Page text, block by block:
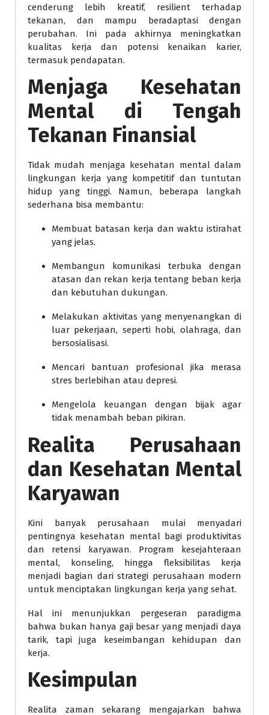
cenderung lebih kreatif, resilient terhadap
tekanan, dan mampu beradaptasi dengan
perubahan. Ini pada akhirnya meningkatkan
kualitas kerja dan potensi kenaikan karier,
termasuk pendapatan.
Menjaga Kesehatan
Mental di Tengah
Tekanan Finansial
Tidak mudah menjaga kesehatan mental dalam
lingkungan kerja yang kompetitif dan tuntutan
hidup yang tinggi. Namun, beberapa langkah
sederhana bisa membantu:
Membuat batasan kerja dan waktu istirahat
yang jelas.
Membangun komunikasi terbuka dengan
atasan dan rekan kerja tentang beban kerja
dan kebutuhan dukungan.
Melakukan aktivitas yang menyenangkan di
luar pekerjaan, seperti hobi, olahraga, dan
bersosialisasi.
Mencari bantuan profesional jika merasa
stres berlebihan atau depresi.
Mengelola keuangan dengan bijak agar
tidak menambah beban pikiran.
Realita Perusahaan
dan Kesehatan Mental
Karyawan
Kini banyak perusahaan mulai menyadari
pentingnya kesehatan mental bagi produktivitas
dan retensi karyawan. Program kesejahteraan
mental, konseling, hingga fleksibilitas kerja
menjadi bagian dari strategi perusahaan modern
untuk menciptakan lingkungan kerja yang sehat.
Hal ini menunjukkan pergeseran paradigma
bahwa bukan hanya gaji besar yang menjadi daya
tarik, tapi juga keseimbangan kehidupan dan
kerja.
Kesimpulan
Realita zaman sekarang mengajarkan bahwa